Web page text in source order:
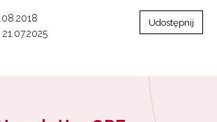
Udostępnij